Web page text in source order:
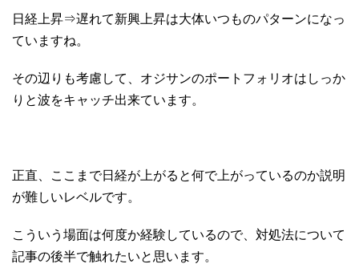
日経上昇⇒遅れて新興上昇は大体いつものパターンになっ
ていますね。
その辺りも考慮して、オジサンのポートフォリオはしっか
りと波をキャッチ出来ています。
正直、ここまで日経が上がると何で上がっているのか説明
が難しいレベルです。
こういう場面は何度か経験しているので、対処法について
記事の後半で触れたいと思います。